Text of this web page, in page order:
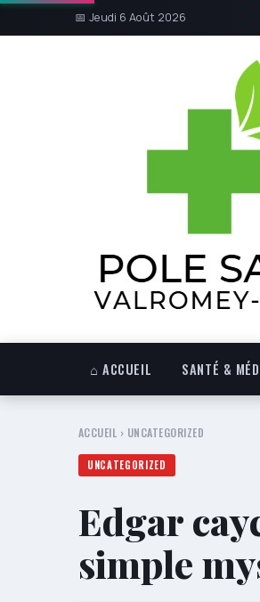
📅 Jeudi 6 Août 2026
⌂ ACCUEIL SANTÉ &
ACCUEIL › UNCATEGORIZED
UNCATEGORIZED
Edgar
simple